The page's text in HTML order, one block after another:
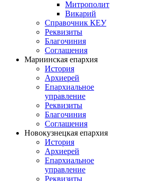
Митрополит
Викарий
Справочник КЕУ
Реквизиты
Благочиния
Соглашения
Мариинская епархия
История
Архиерей
Епархиальное
управление
Реквизиты
Благочиния
Соглашения
Новокузнецкая епархия
История
Архиерей
Епархиальное
управление
Реквизиты